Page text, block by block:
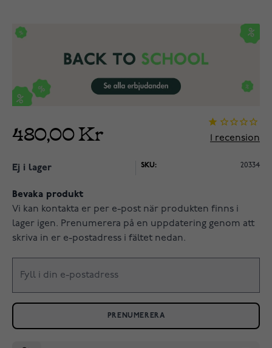
480,00 Kr 1 recension
Ej i lager SKU: 20334
Bevaka produkt
Vi kan kontakta er per e-post när produkten finns i
lager igen. Prenumerera på en uppdatering genom att
skriva in er e-postadress i fältet nedan.
PRENUMERERA